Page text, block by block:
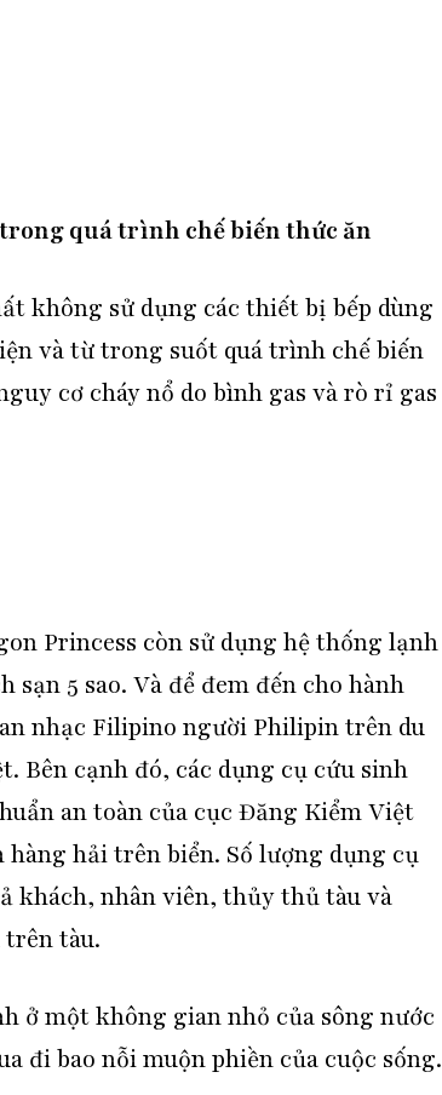
quá trình chế biến thức ăn
không sử dụng các thiết bị bếp dùng
và từ trong suốt quá trình chế biến
cơ cháy nổ do bình gas và rò rỉ gas
Princess còn sử dụng hệ thống lạnh
5 sao. Và để đem đến cho hành
nhạc Filipino người Philipin trên du
Bên cạnh đó, các dụng cụ cứu sinh
an toàn của cục Đăng Kiểm Việt
hàng hải trên biển. Số lượng dụng cụ
khách, nhân viên, thủy thủ tàu và
trên tàu.
ở một không gian nhỏ của sông nước
đi bao nỗi muộn phiền của cuộc sống.